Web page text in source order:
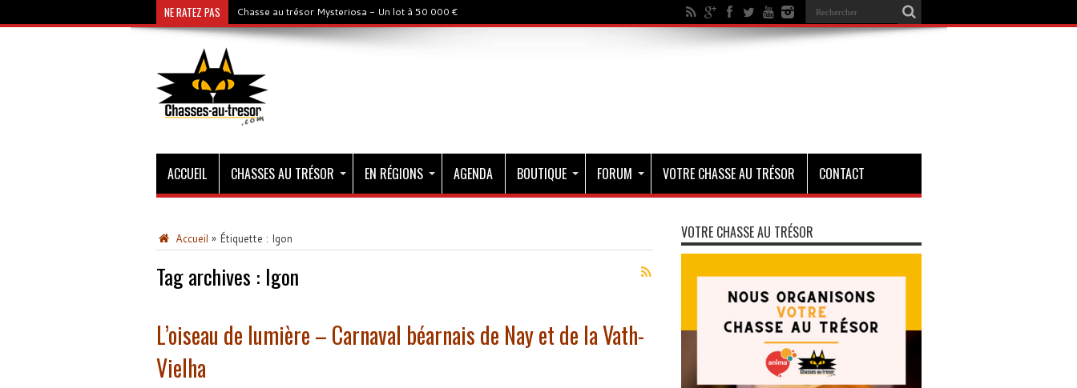
NE RATEZ PAS Chasse au trésor Mysteriosa - Un lot à 50 000 €
ACCUEIL CHASSES AU TRÉSOR EN RÉGIONS AGENDA BOUTIQUE FORUM VOTRE CHASSE AU TRÉSOR CONTACT
Accueil » Étiquette : Igon
Tag archives : Igon
L’oiseau de lumière – Carnaval béarnais de Nay et de la Vath-
Vielha
VOTRE CHASSE AU TRÉSOR